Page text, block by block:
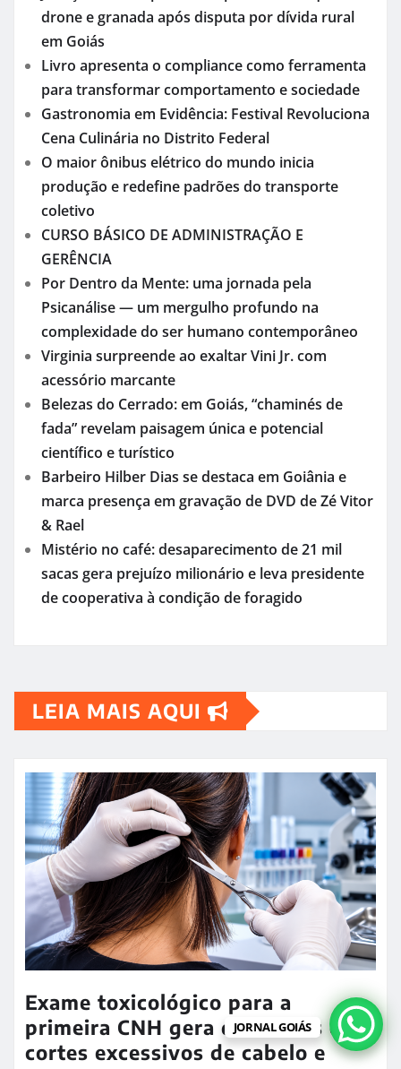
drone e granada após disputa por dívida rural
em Goiás
Livro apresenta o compliance como ferramenta
para transformar comportamento e sociedade
Gastronomia em Evidência: Festival Revoluciona
Cena Culinária no Distrito Federal
O maior ônibus elétrico do mundo inicia
produção e redefine padrões do transporte
coletivo
CURSO BÁSICO DE ADMINISTRAÇÃO E
GERÊNCIA
Por Dentro da Mente: uma jornada pela
Psicanálise — um mergulho profundo na
complexidade do ser humano contemporâneo
Virginia surpreende ao exaltar Vini Jr. com
acessório marcante
Belezas do Cerrado: em Goiás, “chaminés de
fada” revelam paisagem única e potencial
científico e turístico
Barbeiro Hilber Dias se destaca em Goiânia e
marca presença em gravação de DVD de Zé Vitor
& Rael
Mistério no café: desaparecimento de 21 mil
sacas gera prejuízo milionário e leva presidente
de cooperativa à condição de foragido
LEIA MAIS AQUI
Exame toxicológico para a
primeira CNH gera denúncias de
cortes excessivos de cabelo e
JORNAL GOIÁS